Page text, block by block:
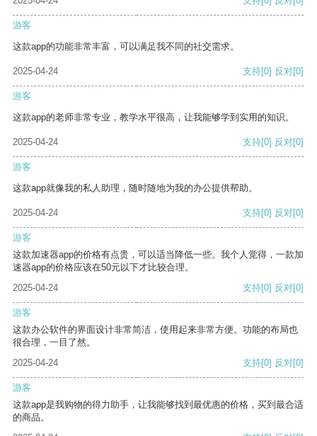
游客
这款app的功能非常丰富，可以满足我不同的社交需求。
2025-04-24 支持[0] 反对[0]
游客
这款app的老师非常专业，教学水平很高，让我能够学到实用的知识。
2025-04-24 支持[0] 反对[0]
游客
这款app就像我的私人助理，随时随地为我的办公提供帮助。
2025-04-24 支持[0] 反对[0]
游客
这款加速器app的价格有点贵，可以适当降低一些。我个人觉得，一款加
速器app的价格应该在50元以下才比较合理。
2025-04-24
支持[0] 反对[0]
游客
这款办公软件的界面设计非常简洁，使用起来非常方便。功能的布局也
很合理，一目了然。
2025-04-24
支持[0] 反对[0]
游客
这款app是我购物的得力助手，让我能够找到最优惠的价格，买到最合适
的商品。